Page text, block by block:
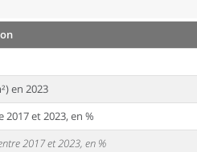
en 2023
et 2023, en %
2017 et 2023, en %